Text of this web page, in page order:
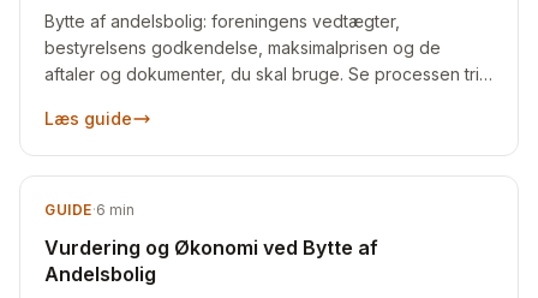
Bytte af andelsbolig: foreningens vedtægter,
bestyrelsens godkendelse, maksimalprisen og de
aftaler og dokumenter, du skal bruge. Se processen trin
Læs guide
GUIDE·6 min
Vurdering og Økonomi ved Bytte af
Andelsbolig